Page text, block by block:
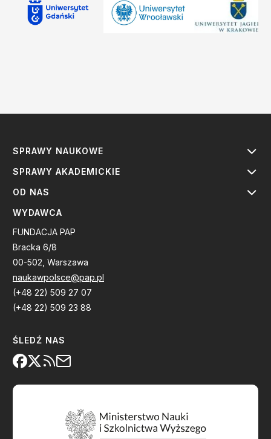
SPRAWY NAUKOWE
SPRAWY AKADEMICKIE
OD NAS
WYDAWCA
FUNDACJA PAP
Bracka 6/8
00-502, Warszawa
naukawpolsce@pap.pl
(+48 22) 509 27 07
(+48 22) 509 23 88
ŚLEDŹ NAS